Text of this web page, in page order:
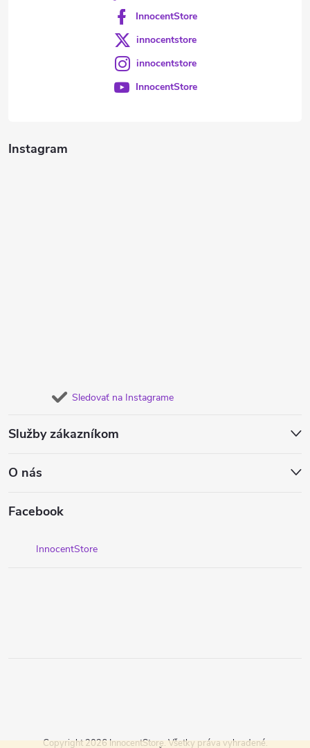
Instagram
Sledovať na Instagrame
Služby zákazníkom
O nás
Facebook
InnocentStore
InnocentStore
innocentstore
innocentstore
InnocentStore
Copyright 2026 InnocentStore. Všetky práva vyhradené.